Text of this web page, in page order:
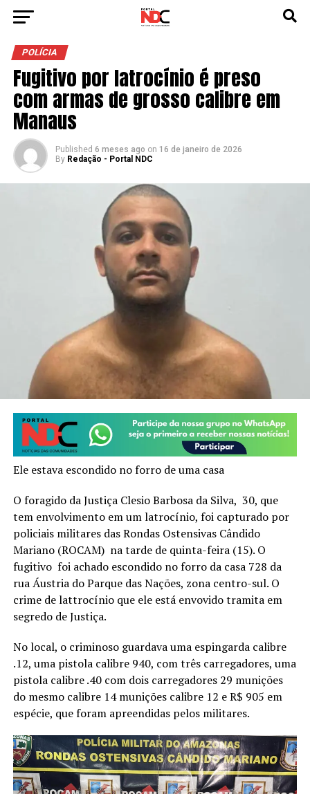
POLÍCIA
Fugitivo por latrocínio é preso
com armas de grosso calibre em
Manaus
Published 6 meses ago on 16 de janeiro de 2026
By Redação - Portal NDC
Ele estava escondido no forro de uma casa
O foragido da Justiça Clesio Barbosa da Silva, 30, que
tem envolvimento em um latrocínio, foi capturado por
policiais militares das Rondas Ostensivas Cândido
Mariano (ROCAM) na tarde de quinta-feira (15). O
fugitivo foi achado escondido no forro da casa 728 da
rua Áustria do Parque das Nações, zona centro-sul. O
crime de lattrocínio que ele está envovido tramita em
segredo de Justiça.
No local, o criminoso guardava uma espingarda calibre
.12, uma pistola calibre 940, com três carregadores, uma
pistola calibre .40 com dois carregadores 29 munições
do mesmo calibre 14 munições calibre 12 e R$ 905 em
espécie, que foram apreendidas pelos militares.